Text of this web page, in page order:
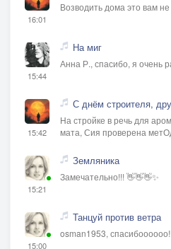
16:01
Возводить дома это вам
15:44
На миг
Анна Р., спасибо, я очень
15:42
С днём строителя,
На стройке в речь для
мата, Сия проверена
15:21
Земляника
Замечательно!!! 👋👋👋✨
15:00
Танцуй против ветра
osman1953,